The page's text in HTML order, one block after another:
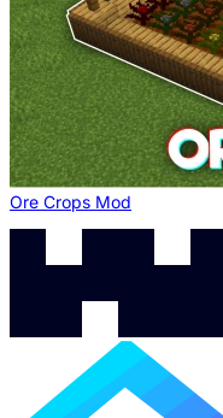
Ore Crops Mod